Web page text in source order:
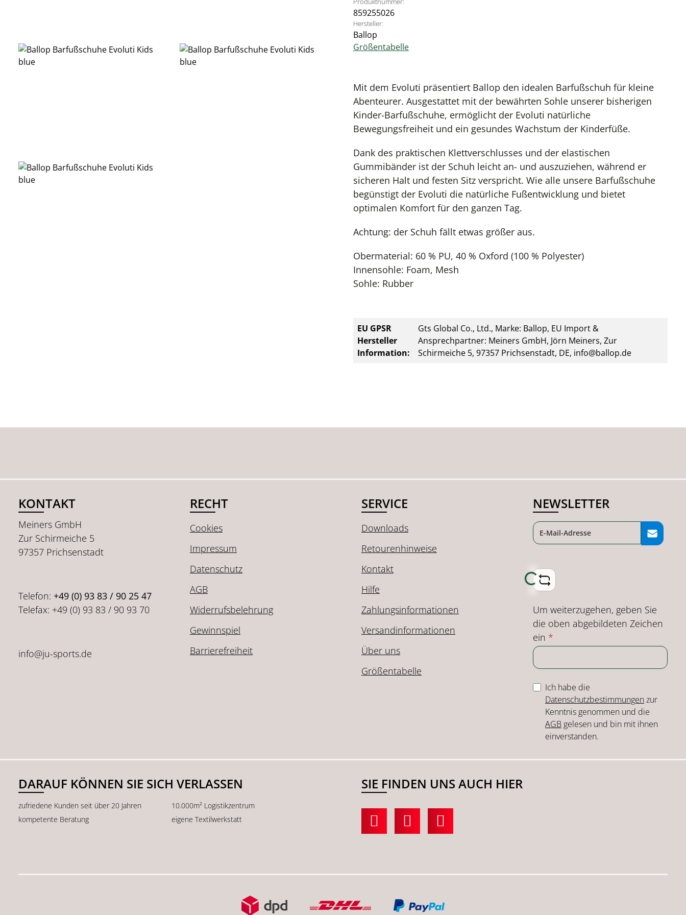
859255026
Hersteller:
Ballop
Größentabelle
Mit dem Evoluti präsentiert Ballop den idealen Barfußschuh für kleine
Abenteurer. Ausgestattet mit der bewährten Sohle unserer bisherigen
Kinder-Barfußschuhe, ermöglicht der Evoluti natürliche
Bewegungsfreiheit und ein gesundes Wachstum der Kinderfüße.
Dank des praktischen Klettverschlusses und der elastischen
Gummibänder ist der Schuh leicht an- und auszuziehen, während er
sicheren Halt und festen Sitz verspricht. Wie alle unsere Barfußschuhe
begünstigt der Evoluti die natürliche Fußentwicklung und bietet
optimalen Komfort für den ganzen Tag.
Achtung: der Schuh fällt etwas größer aus.
Obermaterial: 60 % PU, 40 % Oxford (100 % Polyester)
Innensohle: Foam, Mesh
Sohle: Rubber
EU GPSR
Hersteller
Information:
Gts Global Co., Ltd., Marke: Ballop, EU Import &
Ansprechpartner: Meiners GmbH, Jörn Meiners, Zur
Schirmeiche 5, 97357 Prichsenstadt, DE, info@ballop.de
KONTAKT
Meiners GmbH
Zur Schirmeiche 5
97357 Prichsenstadt
Telefon: +49 (0) 93 83 / 90 25 47
Telefax: +49 (0) 93 83 / 90 93 70
info@ju-sports.de
RECHT
Cookies
Impressum
Datenschutz
AGB
Widerrufsbelehrung
Gewinnspiel
Barrierefreiheit
SERVICE
Downloads
Retourenhinweise
Kontakt
Hilfe
Zahlungsinformationen
Versandinformationen
Über uns
Größentabelle
NEWSLETTER
Loading...
Um weiterzugehen, geben Sie
die oben abgebildeten Zeichen
ein *
Ich habe die
Datenschutzbestimmungenzur
Kenntnis genommen und die
AGB gelesen und bin mit ihnen
einverstanden.
DARAUF KÖNNEN SIE SICH VERLASSEN
zufriedene Kunden seit über 20 Jahren
10.000m² Logistikzentrum
kompetente Beratung
eigene Textilwerkstatt
SIE FINDEN UNS AUCH HIER